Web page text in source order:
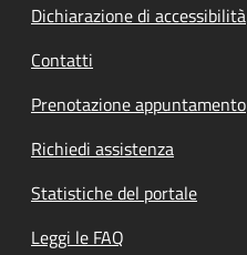
Dichiarazione di accessibilità
Contatti
Prenotazione appuntamento
Richiedi assistenza
Statistiche del portale
Leggi le FAQ